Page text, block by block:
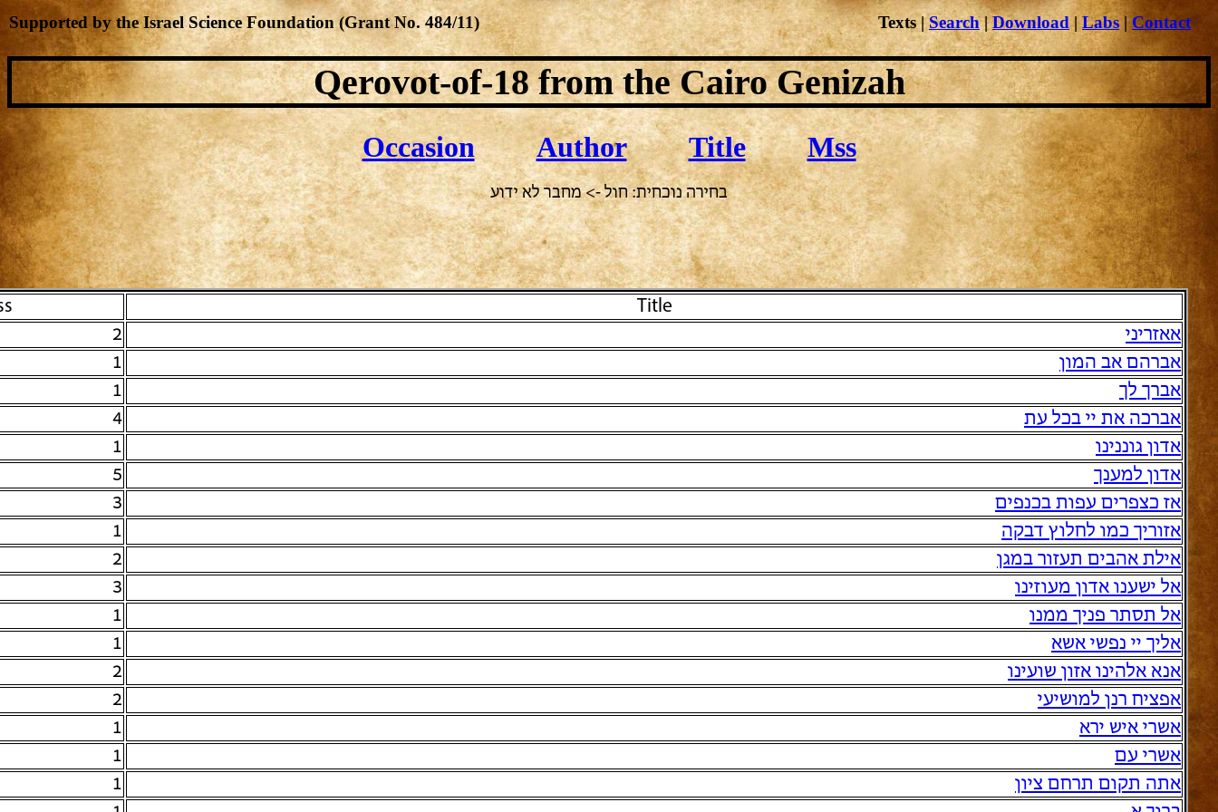
Qerovot-of-18from the Cairo Genizah
Occasion Author Title Mss
בחירה נוכחית: חול -> מחבר לא ידוע
Title
#
אאזריני
2
אברהם אב המון
1
אברך לך
1
אברכה את יי בכל עת
4
אדון גוננינו
1
אדון למענך
5
אז כצפרים עפות בכנפים
3
אזוריך כמו לחלוץ דבקה
1
אילת אהבים תעזור במגן
2
אל ישענו אדון מעוזינו
3
אל תסתר פניך ממנו
1
אליך יי נפשי אשא
1
אנא אלהינו אזון שועינו
2
אפציח רנן למושיעי
2
אשרי איש ירא
1
אשרי עם
1
אתה תקום תרחם ציון
1
Texts|Search|Download|Labs | Contact
Supported by the Israel Science Foundation (Grant No. 484/11)